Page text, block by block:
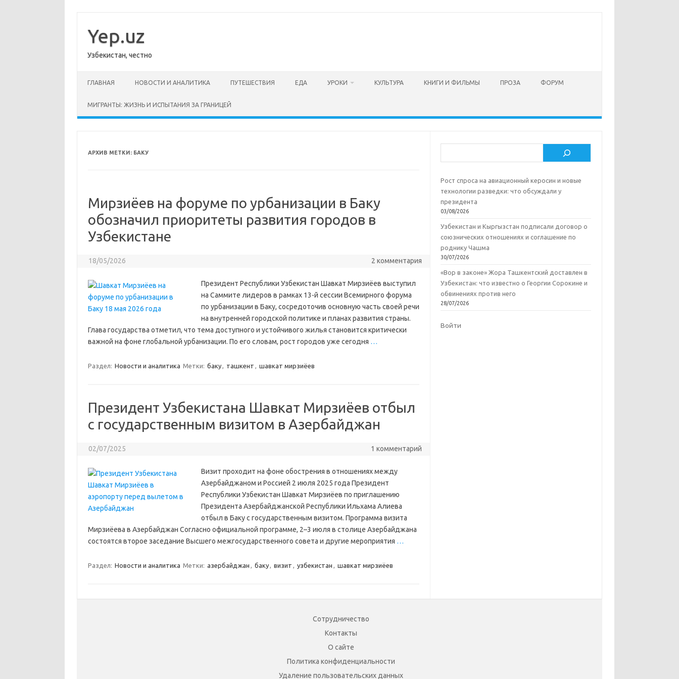
содержимому
Yep.uz
Узбекистан, честно
ГЛАВНАЯ НОВОСТИ И АНАЛИТИКА ПУТЕШЕСТВИЯ ЕДА УРОКИ КУЛЬТУРА КНИГИ И ФИЛЬМЫ ПРОЗА ФОРУМ
МИГРАНТЫ: ЖИЗНЬ И ИСПЫТАНИЯ ЗА ГРАНИЦЕЙ
АРХИВ МЕТКИ: БАКУ
Мирзиёев на форуме по урбанизации в Баку
обозначил приоритеты развития городов в
Узбекистане
18/05/2026 2 комментария
Президент Республики Узбекистан Шавкат Мирзиёев выступил
на Саммите лидеров в рамках 13-й сессии Всемирного форума
по урбанизации в Баку, сосредоточив основную часть своей речи
на внутренней городской политике и планах развития страны.
Глава государства отметил, что тема доступного и устойчивого жилья становится критически
важной на фоне глобальной урбанизации. По его словам, рост городов уже сегодня …
Раздел: Новости и аналитика Метки: баку, ташкент , шавкат мирзиёев
Президент Узбекистана Шавкат Мирзиёев отбыл
с государственным визитом в Азербайджан
02/07/2025 1 комментарий
Визит проходит на фоне обострения в отношениях между
Азербайджаном и Россией 2 июля 2025 года Президент
Республики Узбекистан Шавкат Мирзиёев по приглашению
Президента Азербайджанской Республики Ильхама Алиева
отбыл в Баку с государственным визитом. Программа визита
Мирзиёева в Азербайджан Согласно официальной программе, 2–3 июля в столице Азербайджана
состоятся второе заседание Высшего межгосударственного совета и другие мероприятия …
Раздел: Новости и аналитика Метки: азербайджан , баку, визит , узбекистан , шавкат мирзиёев
Рост спроса на авиационный керосин и новые
технологии разведки: что обсуждали у
президента
03/08/2026
Узбекистан и Кыргызстан подписали договор о
союзнических отношениях и соглашение по
роднику Чашма
30/07/2026
«Вор в законе» Жора Ташкентский доставлен в
Узбекистан: что известно о Георгии Сорокине и
обвинениях против него
28/07/2026
Войти
Сотрудничество
Контакты
О сайте
Политика конфиденциальности
Удаление пользовательских данных